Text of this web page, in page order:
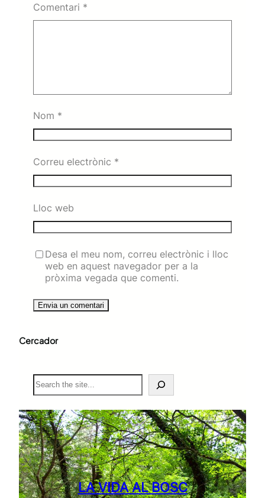
Comentari *
Nom *
Correu electrònic *
Lloc web
Desa el meu nom, correu electrònic i lloc
web en aquest navegador per a la
pròxima vegada que comenti.
Cercador
S
e
r
c
h
LA VIDA AL BOSC